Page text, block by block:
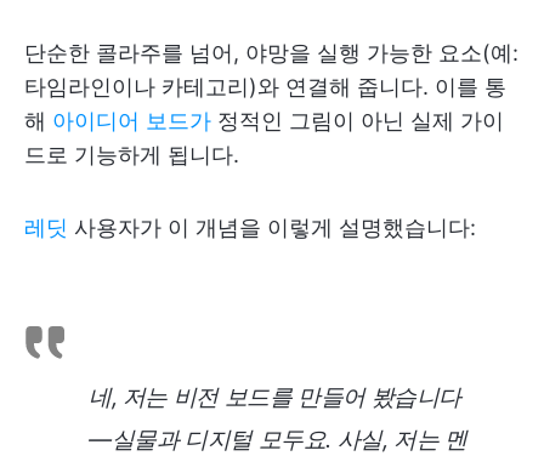
단순한 콜라주를 넘어, 야망을 실행 가능한 요소(예:
타임라인이나 카테고리)와 연결해 줍니다. 이를 통
해 아이디어 보드가 정적인 그림이 아닌 실제 가이
드로 기능하게 됩니다.
레딧 사용자가 이 개념을 이렇게 설명했습니다:
네, 저는 비전 보드를 만들어 봤습니다
—실물과 디지털 모두요. 사실, 저는 멘